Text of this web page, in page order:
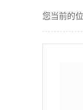
您当前的